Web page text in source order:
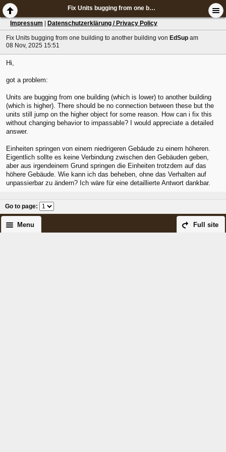
Fix Units bugging from one building to another building
Impressum Datenschutzerklärung / Privacy Policy
Fix Units bugging from one building to another building von EdSup am
08 Nov, 2025 15:51
Hi,
got a problem:
Units are bugging from one building (which is lower) to another building
(which is higher). There should be no connection between these but the
units still jump on the higher object for some reason. How can i fix this
without changing behavior to impassable? I would appreciate a detailed
answer.
Einheiten springen von einem niedrigeren Gebäude zu einem höheren.
Eigentlich sollte es keine Verbindung zwischen den Gebäuden geben,
aber aus irgendeinem Grund springen die Einheiten trotzdem auf das
höhere Gebäude. Wie kann ich das beheben, ohne das Verhalten auf
unpassierbar zu ändern? Ich wäre für eine detaillierte Antwort dankbar.
Go to page:
Full site
Menu